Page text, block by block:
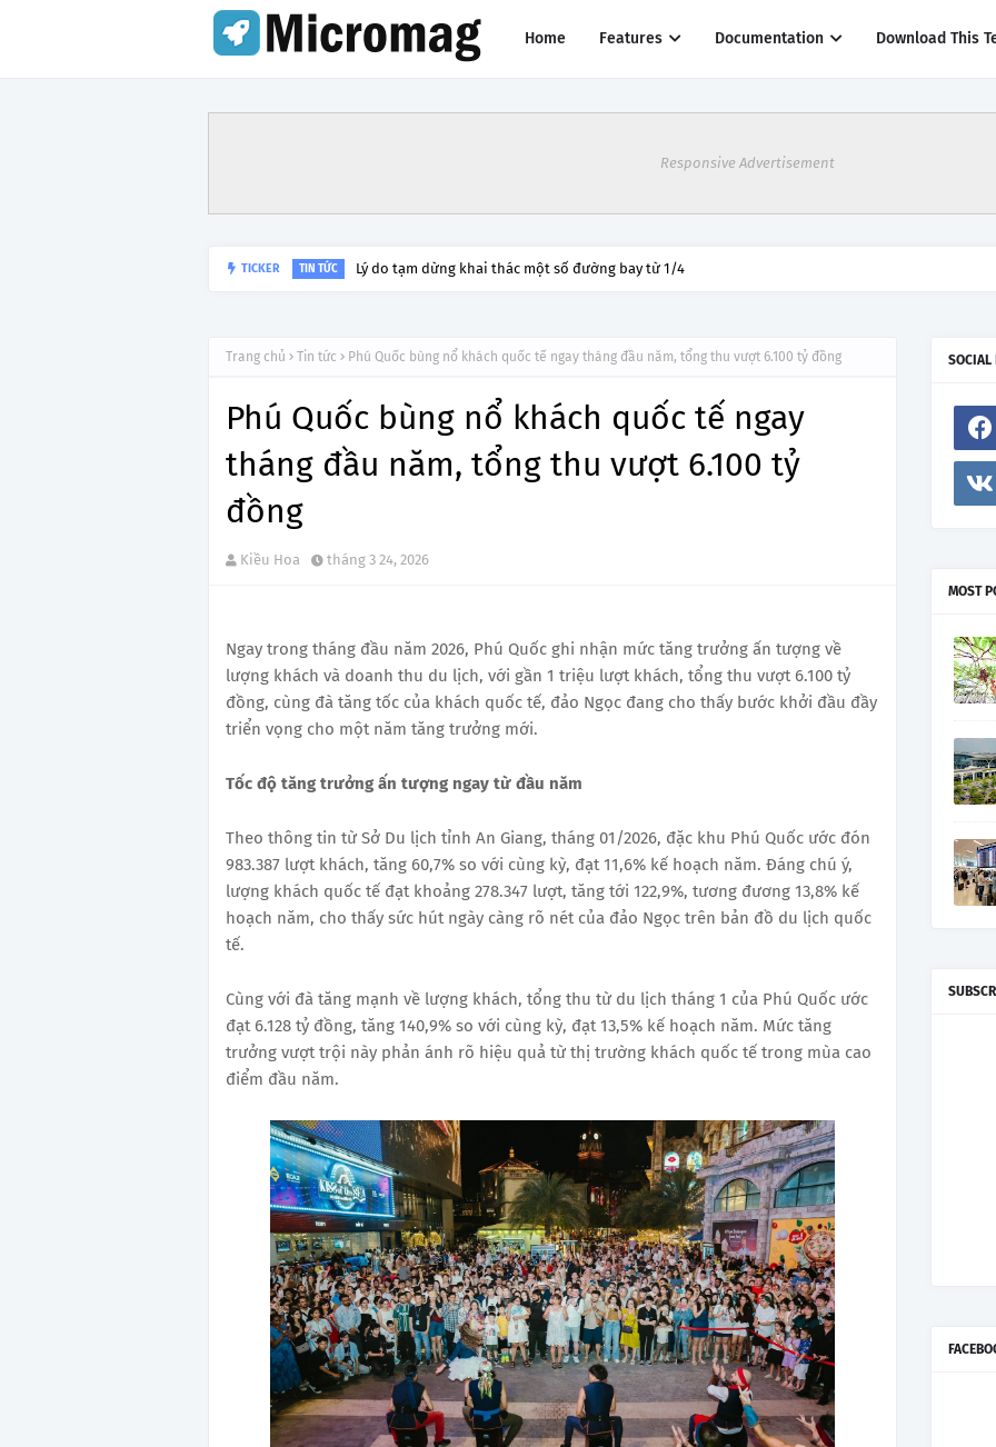
Home Features Documentation Download This
Responsive Advertisement
TICKER TIN TỨC Lý do tạm dừng khai thác một số đường bay từ 1/4
Trang chủ Tin tức Phú Quốc bùng nổ khách quốc tế ngay tháng đầu năm, tổng thu vượt 6.100 tỷ đồng
Phú Quốc bùng nổ khách quốc tế ngay
tháng đầu năm, tổng thu vượt 6.100 tỷ
đồng
Kiều Hoa tháng 3 24, 2026
Ngay trong tháng đầu năm 2026, Phú Quốc ghi nhận mức tăng trưởng ấn tượng về
lượng khách và doanh thu du lịch, với gần 1 triệu lượt khách, tổng thu vượt 6.100 tỷ
đồng, cùng đà tăng tốc của khách quốc tế, đảo Ngọc đang cho thấy bước khởi đầu đầy
triển vọng cho một năm tăng trưởng mới.
Tốc độ tăng trưởng ấn tượng ngay từ đầu năm
Theo thông tin từ Sở Du lịch tỉnh An Giang, tháng 01/2026, đặc khu Phú Quốc ước đón
983.387 lượt khách, tăng 60,7% so với cùng kỳ, đạt 11,6% kế hoạch năm. Đáng chú ý,
lượng khách quốc tế đạt khoảng 278.347 lượt, tăng tới 122,9%, tương đương 13,8% kế
hoạch năm, cho thấy sức hút ngày càng rõ nét của đảo Ngọc trên bản đồ du lịch quốc
tế.
Cùng với đà tăng mạnh về lượng khách, tổng thu từ du lịch tháng 1 của Phú Quốc ước
đạt 6.128 tỷ đồng, tăng 140,9% so với cùng kỳ, đạt 13,5% kế hoạch năm. Mức tăng
trưởng vượt trội này phản ánh rõ hiệu quả từ thị trường khách quốc tế trong mùa cao
điểm đầu năm.
SOCIAL
MOST